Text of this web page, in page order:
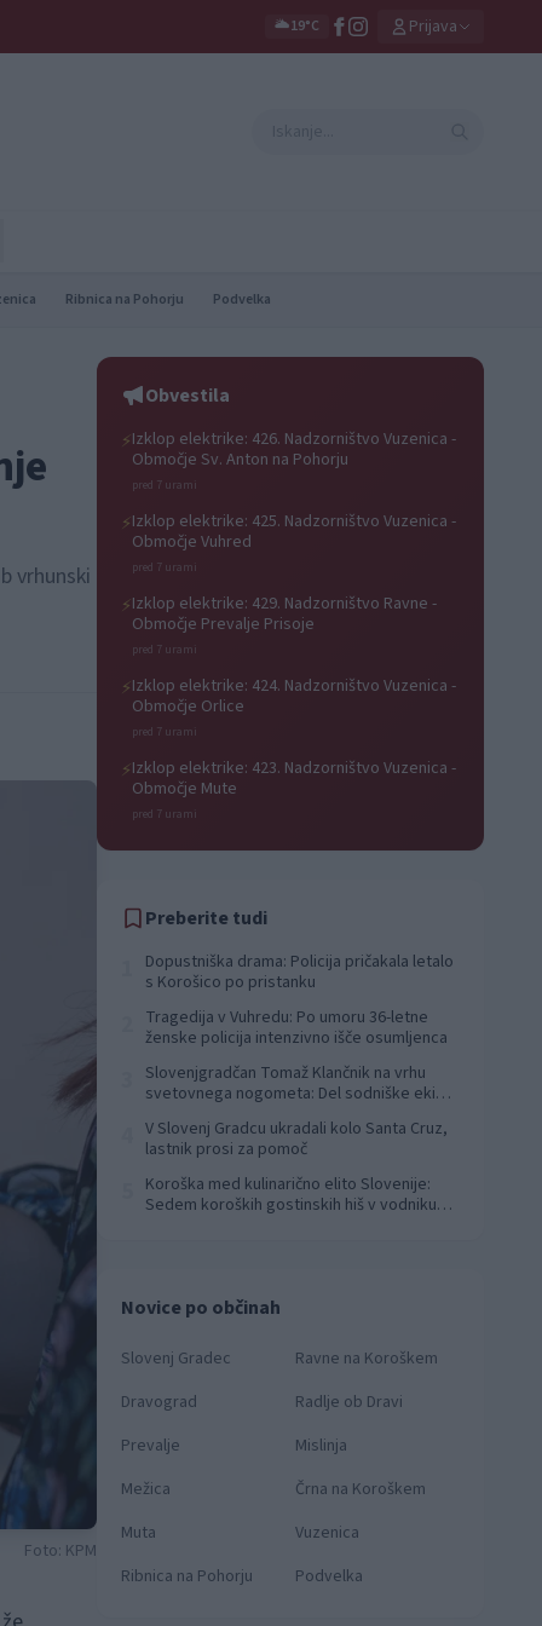
🌥️19°C Prijava
Ribnica na Pohorju Podvelka
vrhunski
Foto: KPM
Obvestila
⚡Izklop elektrike: 426. Nadzorništvo Vuzenica -
Območje Sv. Anton na Pohorju
pred 7 urami
⚡Izklop elektrike: 425. Nadzorništvo Vuzenica -
Območje Vuhred
pred 7 urami
⚡Izklop elektrike: 429. Nadzorništvo Ravne -
Območje Prevalje Prisoje
pred 7 urami
⚡Izklop elektrike: 424. Nadzorništvo Vuzenica -
Območje Orlice
pred 7 urami
⚡Izklop elektrike: 423. Nadzorništvo Vuzenica -
Območje Mute
pred 7 urami
Preberite tudi
Dopustniška drama: Policija pričakala letalo
s Korošico po pristanku
Tragedija v Vuhredu: Po umoru 36-letne
ženske policija intenzivno išče osumljenca
Slovenjgradčan Tomaž Klančnik na vrhu
svetovnega nogometa: Del sodniške ekipe
V Slovenj Gradcu ukradali kolo Santa Cruz,
lastnik prosi za pomoč
Koroška med kulinarično elito Slovenije:
Sedem koroških gostinskih hiš v vodniku
Novice po občinah
Slovenj Gradec
Ravne na Koroškem
Dravograd
Radlje ob Dravi
Prevalje
Mislinja
Mežica
Črna na Koroškem
Muta
Vuzenica
Ribnica na Pohorju
Podvelka